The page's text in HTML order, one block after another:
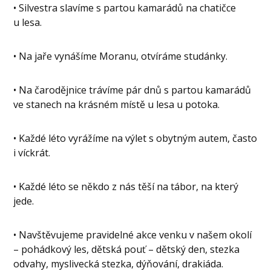
• Silvestra slavíme s partou kamarádů na chatičce
u lesa.
• Na jaře vynášíme Moranu, otvíráme studánky.
• Na čarodějnice trávíme pár dnů s partou kamarádů
ve stanech na krásném místě u lesa u potoka.
• Každé léto vyrážíme na výlet s obytným autem, často
i víckrát.
• Každé léto se někdo z nás těší na tábor, na který
jede.
• Navštěvujeme pravidelné akce venku v našem okolí
– pohádkový les, dětská pouť – dětský den, stezka
odvahy, myslivecká stezka, dýňování, drakiáda.